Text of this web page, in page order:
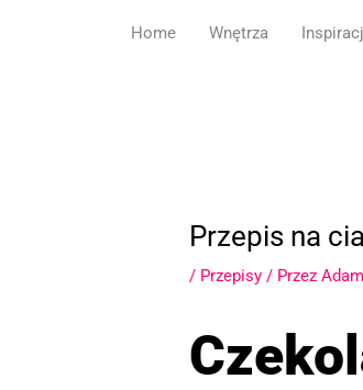
Home Wnętrza
Przepis na
/ Przepisy / Przez